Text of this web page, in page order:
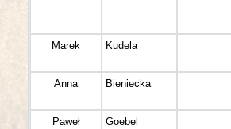
Marek Kudela
Anna Bieniecka
Paweł Goebel